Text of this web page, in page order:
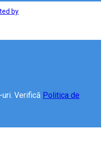
by
Verifică Politica de